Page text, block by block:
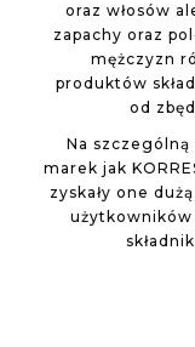
oraz włosów
zapachy oraz
mężczyzn
produktów
od
Na
marek jak
zyskały one
użytkowników